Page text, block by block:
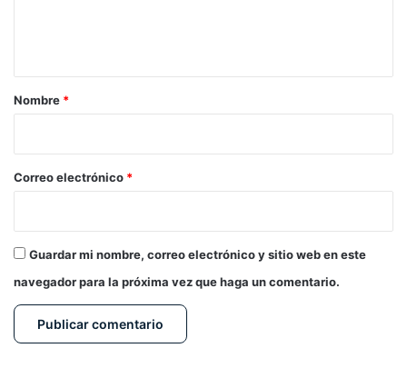
r
*
Nombre *
Correo electrónico *
Guardar mi nombre, correo electrónico y sitio web en este
navegador para la próxima vez que haga un comentario.